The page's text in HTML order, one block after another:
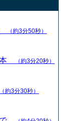
（約3分50秒）
本 （約3分20秒）
（約3分30秒）